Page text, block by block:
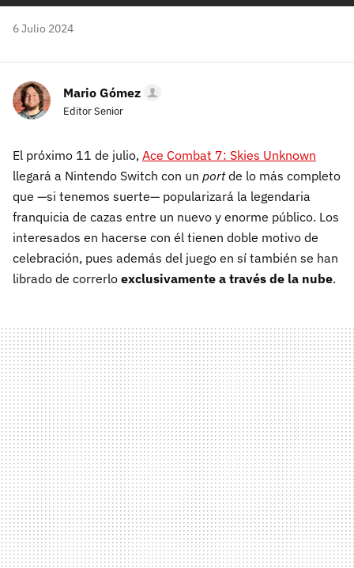
6 Julio 2024
Mario Gómez
Editor Senior
El próximo 11 de julio, Ace Combat 7: Skies Unknown
llegará a Nintendo Switch con un portde lo más completo
que —si tenemos suerte— popularizará la legendaria
franquicia de cazas entre un nuevo y enorme público. Los
interesados en hacerse con él tienen doble motivo de
celebración, pues además del juego en sí también se han
librado de correrlo exclusivamente a través de la nube.